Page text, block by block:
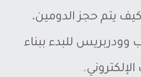
كيف يتم حجز الدومين،
للبدء ببناء